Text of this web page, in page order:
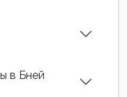
в Бней